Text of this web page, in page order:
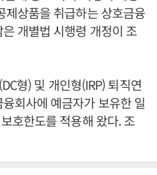
제상품을 취급하는 상호금융
개별법 시행령 개정이 조
형) 및 개인형(IRP) 퇴직연
회사에 예금자가 보유한 일
호한도를 적용해 왔다. 조